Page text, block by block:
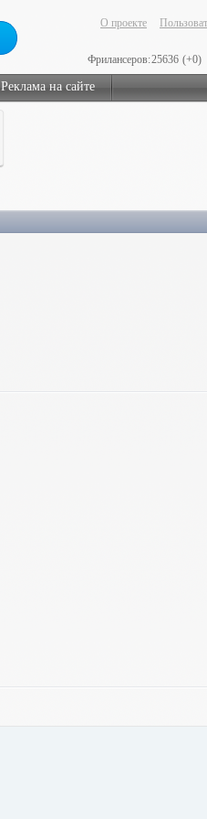
О проекте
Фрилансеров:25636 (+0)
Реклама на сайте